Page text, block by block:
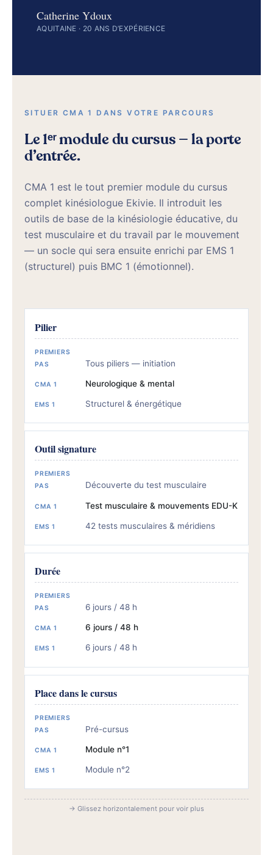
Catherine Ydoux
AQUITAINE · 20 ANS D’EXPÉRIENCE
SITUER CMA 1 DANS VOTRE PARCOURS
Le 1ᵉʳ module du cursus — la porte
d’entrée.
CMA 1 est le tout premier module du cursus
complet kinésiologue Ekivie. Il introduit les
outils de base de la kinésiologie éducative, du
test musculaire et du travail par le mouvement
— un socle qui sera ensuite enrichi par EMS 1
(structurel) puis BMC 1 (émotionnel).
Pilier
Tous piliers — initiation
Neurologique & mental
Structurel & énergétique
Outil signature
Découverte du test musculaire
Test musculaire & mouvements EDU-K
42 tests musculaires & méridiens
Durée
6 jours / 48 h
6 jours / 48 h
6 jours / 48 h
Place dans le cursus
Pré-cursus
Module n°1
Module n°2